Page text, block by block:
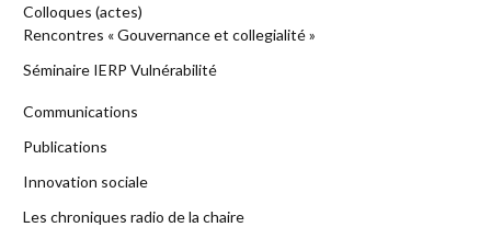
Colloques (actes)
Rencontres « Gouvernance et collegialité »
Séminaire IERP Vulnérabilité
Communications
Publications
Innovation sociale
Les chroniques radio de la chaire